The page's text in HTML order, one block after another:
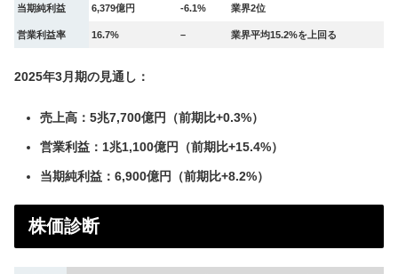
当期純利益 6,379億円 -6.1% 業界2位
営業利益率 16.7% – 業界平均15.2%を上回る
2025年3月期の見通し：
売上高：5兆7,700億円（前期比+0.3%）
営業利益：1兆1,100億円（前期比+15.4%）
当期純利益：6,900億円（前期比+8.2%）
株価診断